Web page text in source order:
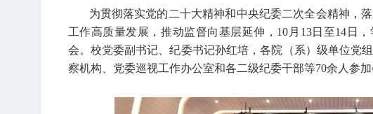
为贯彻落实党的二十大精神和中央纪委二次全会精神，
工作高质量发展，推动监督向基层延伸，10月13日至14日
会。校党委副书记、纪委书记孙红培，各院（系）级单位党
察机构、党委巡视工作办公室和各二级纪委干部等70余人参